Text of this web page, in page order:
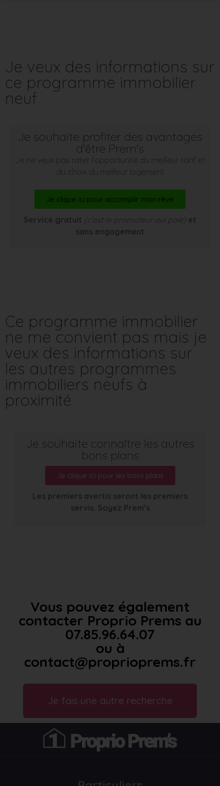
Je veux des informations sur
ce programme immobilier
neuf
Je souhaite profiter des avantages
d'être Prem's
Je ne veux pas rater l’opportunité du meilleur tarif et
du choix du meilleur logement
Je clique ici pour accomplir mon rêve
Service gratuit (c’est le promoteur qui paie) et
sans engagement
Ce programme immobilier
ne me convient pas mais je
veux des informations sur
les autres programmes
immobiliers neufs à
proximité
Je souhaite connaître les autres
bons plans
Je clique ici pour les bons plans
Les premiers avertis seront les premiers
servis. Soyez Prem’s
Vous pouvez également
contacter Proprio Prems au
07.85.96.64.07
ou à
contact@proprioprems.fr
Je fais une autre recherche